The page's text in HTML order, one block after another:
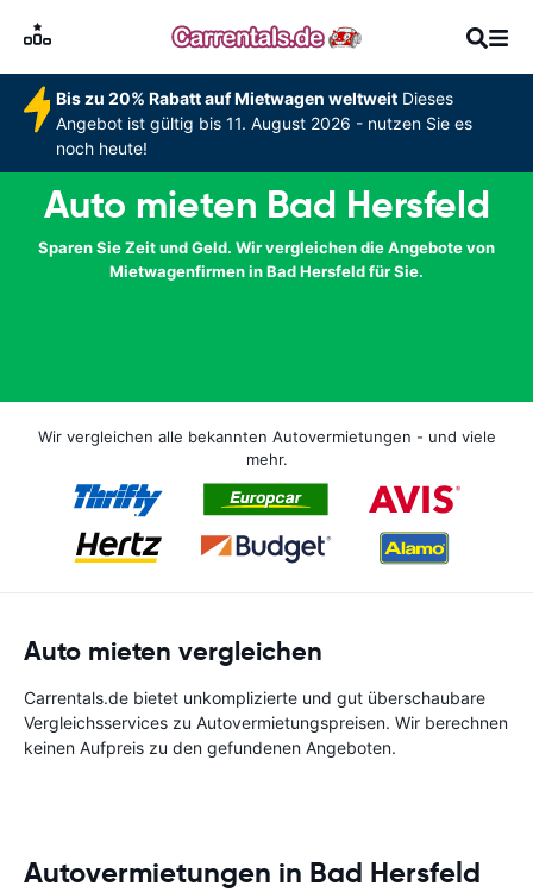
Bis zu 20% Rabatt auf Mietwagen weltweitDieses
Angebot ist gültig bis 11. August 2026 - nutzen Sie es
noch heute!
Auto mieten Bad Hersfeld
Sparen Sie Zeit und Geld. Wir vergleichen die Angebote von
Mietwagenfirmen in Bad Hersfeld für Sie.
Wir vergleichen alle bekannten Autovermietungen - und viele
mehr.
Auto mieten vergleichen
Carrentals.de bietet unkomplizierte und gut überschaubare
Vergleichsservices zu Autovermietungspreisen. Wir berechnen
keinen Aufpreis zu den gefundenen Angeboten.
Autovermietungen in Bad Hersfeld